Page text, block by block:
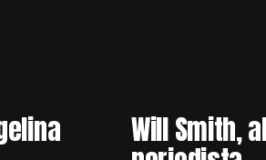
Will Smith,